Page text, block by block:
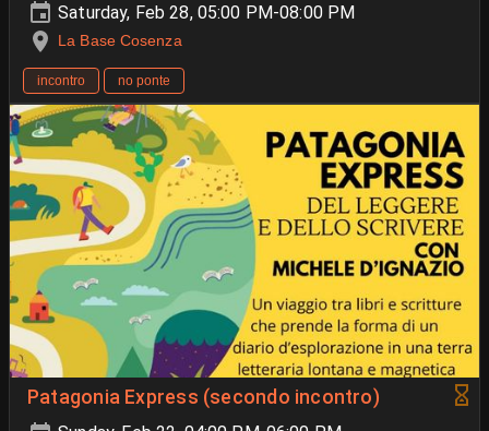
Saturday, Feb 28, 05:00 PM-08:00 PM
La Base Cosenza
incontro no ponte
Patagonia Express (secondo incontro)